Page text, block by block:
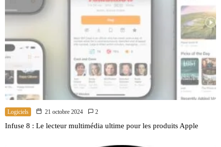
Logiciels 21 octobre 2024 2
Infuse 8 : Le lecteur multimédia ultime pour les produits Apple